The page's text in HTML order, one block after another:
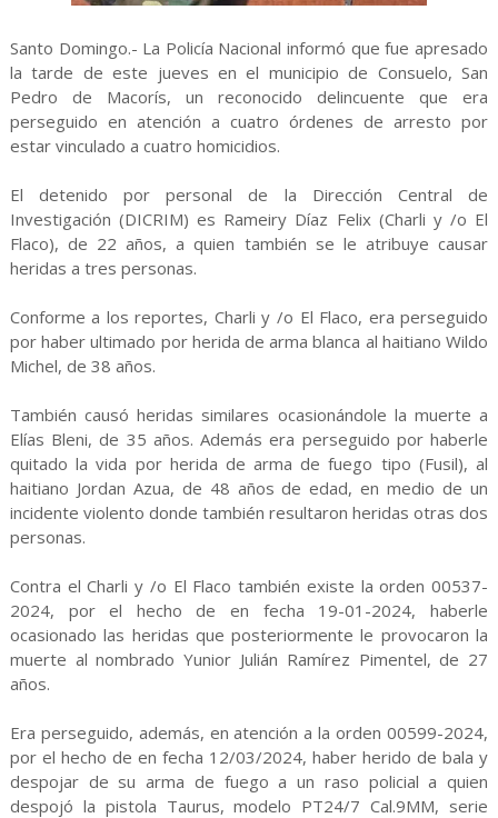
Santo Domingo.- La Policía Nacional informó que fue apresado
la tarde de este jueves en el municipio de Consuelo, San
Pedro de Macorís, un reconocido delincuente que era
perseguido en atención a cuatro órdenes de arresto por
estar vinculado a cuatro homicidios.
El detenido por personal de la Dirección Central de
Investigación (DICRIM) es Rameiry Díaz Felix (Charli y /o El
Flaco), de 22 años, a quien también se le atribuye causar
heridas a tres personas.
Conforme a los reportes, Charli y /o El Flaco, era perseguido
por haber ultimado por herida de arma blanca al haitiano Wildo
Michel, de 38 años.
También causó heridas similares ocasionándole la muerte a
Elías Bleni, de 35 años. Además era perseguido por haberle
quitado la vida por herida de arma de fuego tipo (Fusil), al
haitiano Jordan Azua, de 48 años de edad, en medio de un
incidente violento donde también resultaron heridas otras dos
personas.
Contra el Charli y /o El Flaco también existe la orden 00537-
2024, por el hecho de en fecha 19-01-2024, haberle
ocasionado las heridas que posteriormente le provocaron la
muerte al nombrado Yunior Julián Ramírez Pimentel, de 27
años.
Era perseguido, además, en atención a la orden 00599-2024,
por el hecho de en fecha 12/03/2024, haber herido de bala y
despojar de su arma de fuego a un raso policial a quien
despojó la pistola Taurus, modelo PT24/7 Cal.9MM, serie